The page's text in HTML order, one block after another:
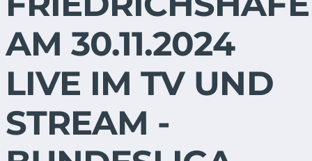
AM 30.11.2024
LIVE IM TV UND
STREAM -